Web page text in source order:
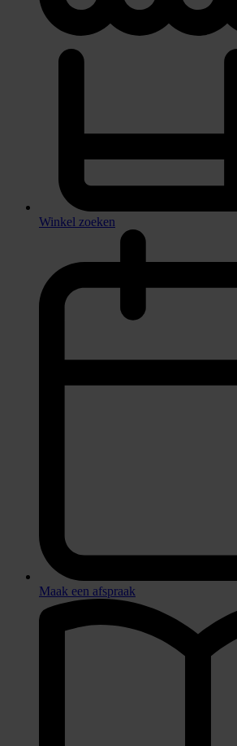
Winkel zoeken
Maak een afspraak